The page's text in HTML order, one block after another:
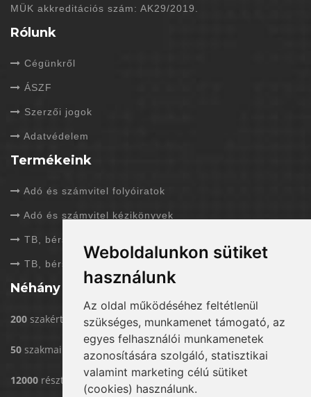
Weboldalunkon sütiket
használunk
Az oldal működéséhez feltétlenül
szükséges, munkamenet támogató, az
egyes felhasználói munkamenetek
azonosítására szolgáló, statisztikai
valamint marketing célú sütiket
(cookies) használunk.
MÜK akkreditációs szám: AK29/2019.
Rólunk
Cégünkről
ÁSZF
Szerzői jogok
Adatvédelem
Termékeink
Adó és számvitel folyóiratok
Adó és számvitel kézikönyvek
TB, bérszámfejtés folyóiratok
TB, bérszámfejtés kézikönyvek
Néhány adat rólunk
200 szakértővel dolgozunk
50 szakmai rendezvény/év
12000 résztvevő eddig rendezvényeinken